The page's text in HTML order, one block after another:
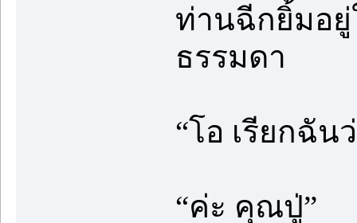
ท่านฉีกยิ้มอยู่
ธรรมดา
“โอ เรียกฉัน
“ค่ะ คุณปู่”